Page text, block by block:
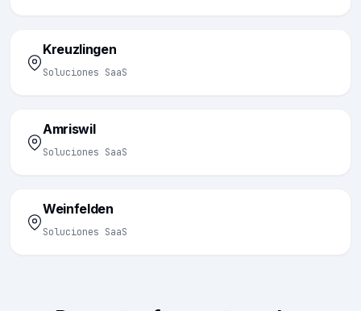
Kreuzlingen
Soluciones SaaS
Amriswil
Soluciones SaaS
Weinfelden
Soluciones SaaS